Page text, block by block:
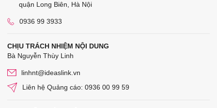
quận Long Biên, Hà Nội
0936 99 3933
CHỊU TRÁCH NHIỆM NỘI DUNG
Bà Nguyễn Thùy Linh
linhnt@ideaslink.vn
Liên hệ Quảng cáo: 0936 00 99 59